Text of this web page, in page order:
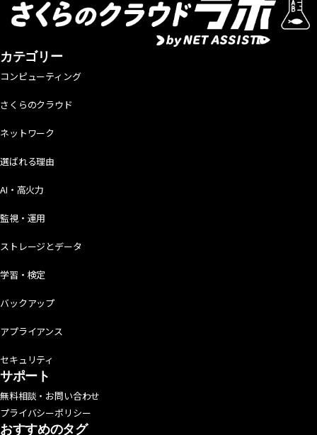
カテゴリー
コンピューティング
さくらのクラウド
ネットワーク
選ばれる理由
AI・高火力
監視・運用
ストレージとデータ
学習・検定
バックアップ
アプライアンス
セキュリティ
サポート
無料相談・お問い合わせ
プライバシーポリシー
おすすめのタグ